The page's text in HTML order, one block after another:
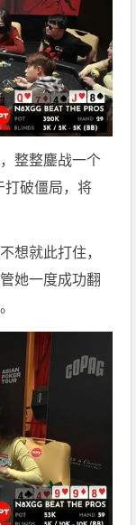
整整鏖战一个
打破僵局，将
想就此打住，
她一度成功翻